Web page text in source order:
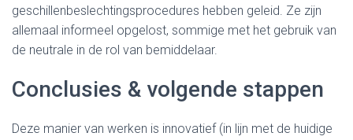
geschillenbeslechtingsprocedures hebben geleid. Ze zijn
allemaal informeel opgelost, sommige met het gebruik van
de neutrale in de rol van bemiddelaar.
Conclusies & volgende stappen
Deze manier van werken is innovatief (in lijn met de huidige